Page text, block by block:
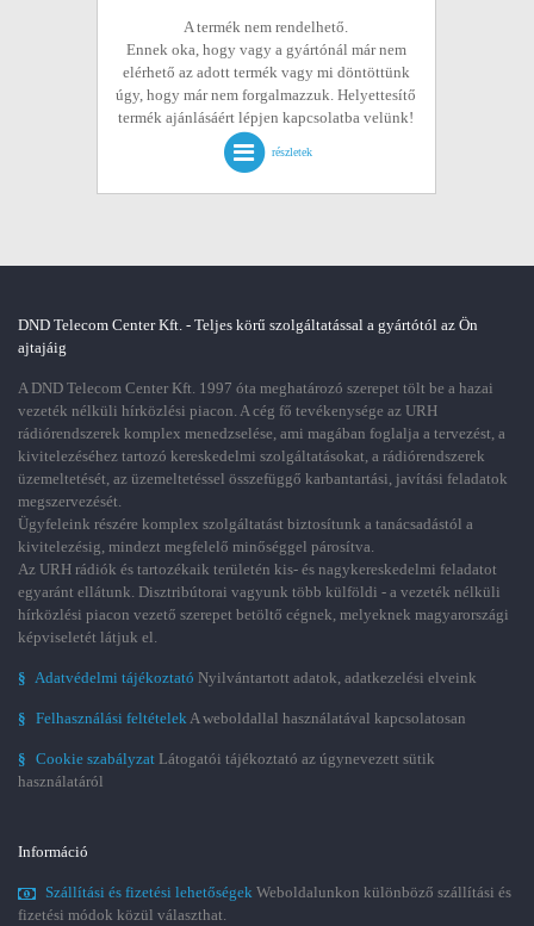
A termék nem rendelhető.
Ennek oka, hogy vagy a gyártónál már nem
elérhető az adott termék vagy mi döntöttünk
úgy, hogy már nem forgalmazzuk. Helyettesítő
termék ajánlásáért lépjen kapcsolatba velünk!
részletek
DND Telecom Center Kft. - Teljes körű szolgáltatással a gyártótól az Ön
ajtajáig
A DND Telecom Center Kft. 1997 óta meghatározó szerepet tölt be a hazai
vezeték nélküli hírközlési piacon. A cég fő tevékenysége az URH
rádiórendszerek komplex menedzselése, ami magában foglalja a tervezést, a
kivitelezéséhez tartozó kereskedelmi szolgáltatásokat, a rádiórendszerek
üzemeltetését, az üzemeltetéssel összefüggő karbantartási, javítási feladatok
megszervezését.
Ügyfeleink részére komplex szolgáltatást biztosítunk a tanácsadástól a
kivitelezésig, mindezt megfelelő minőséggel párosítva.
Az URH rádiók és tartozékaik területén kis- és nagykereskedelmi feladatot
egyaránt ellátunk. Disztribútorai vagyunk több külföldi - a vezeték nélküli
hírközlési piacon vezető szerepet betöltő cégnek, melyeknek magyarországi
képviseletét látjuk el.
§ Adatvédelmi tájékoztató Nyilvántartott adatok, adatkezelési elveink
§ Felhasználási feltételekA weboldallal használatával kapcsolatosan
§ Cookie szabályzat Látogatói tájékoztató az úgynevezett sütik
használatáról
Információ
Szállítási és fizetési lehetőségek Weboldalunkon különböző szállítási és
fizetési módok közül választhat.